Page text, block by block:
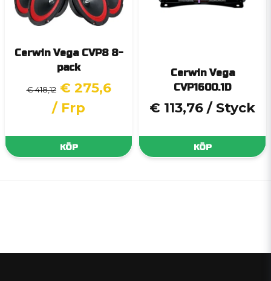
Cerwin Vega CVP8 8-
pack
€ 418,12 € 275,6
/ Frp
KÖP
Cerwin Vega
CVP1600.1D
€ 113,76 / Styck
KÖP